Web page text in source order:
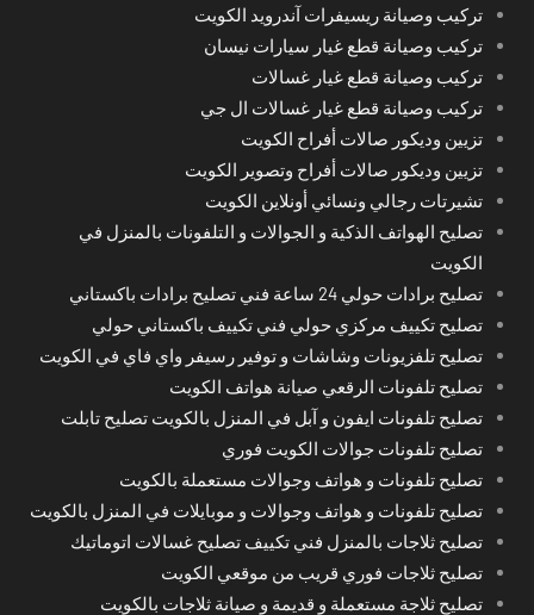
تركيب وصيانة ريسيفرات آندرويد الكويت
تركيب وصيانة قطع غيار سيارات نيسان
تركيب وصيانة قطع غيار غسالات
تركيب وصيانة قطع غيار غسالات ال جي
تزيين وديكور صالات أفراح الكويت
تزيين وديكور صالات أفراح وتصوير الكويت
تشيرتات رجالي ونسائي أونلاين الكويت
تصليح الهواتف الذكية و الجوالات و التلفونات بالمنزل في
الكويت
تصليح برادات حولي 24 ساعة فني تصليح برادات باكستاني
تصليح تكييف مركزي حولي فني تكييف باكستاني حولي
تصليح تلفزيونات وشاشات و توفير رسيفر واي فاي في الكويت
تصليح تلفونات الرقعي صيانة هواتف الكويت
تصليح تلفونات ايفون و آبل في المنزل بالكويت تصليح تابلت
تصليح تلفونات جوالات الكويت فوري
تصليح تلفونات و هواتف وجوالات مستعملة بالكويت
تصليح تلفونات و هواتف وجوالات و موبايلات في المنزل بالكويت
تصليح ثلاجات بالمنزل فني تكييف تصليح غسالات اتوماتيك
تصليح ثلاجات فوري قريب من موقعي الكويت
تصليح ثلاجة مستعملة و قديمة و صيانة ثلاجات بالكويت